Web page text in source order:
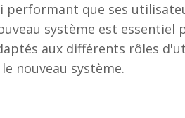
performant que ses
système est essentiel
aux différents rôles
nouveau système.